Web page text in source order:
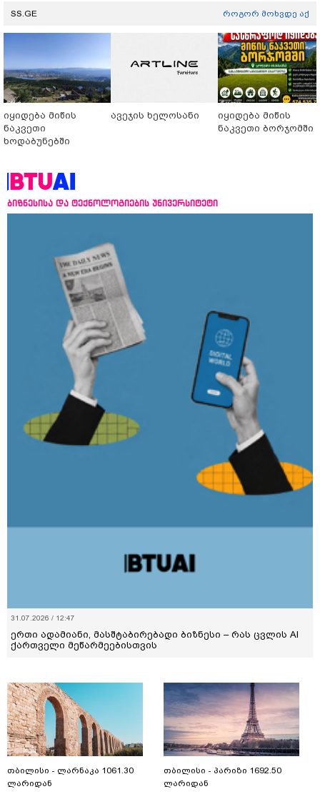
SS.GE როგორ მოხვდე აქ
იყიდება მიწის
ნაკვეთი
ხოდაბუნებში
ავეჯის ხელოსანი
იყიდება მიწის
ნაკვეთი ბორჯომში
ბიზნესისა და ტექნოლოგიების უნივერსიტეტი
31.07.2026 / 12:47
ერთი ადამიანი, მასშტაბირებადი ბიზნესი – რას ცვლის AI
ქართველი მეწარმეებისთვის
თბილისი - ლარნაკა 1061.30
ლარიდან
თბილისი - პარიზი 1692.50
ლარიდან